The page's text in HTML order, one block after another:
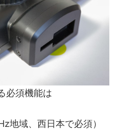
必須機能は
地域、西日本で必須）